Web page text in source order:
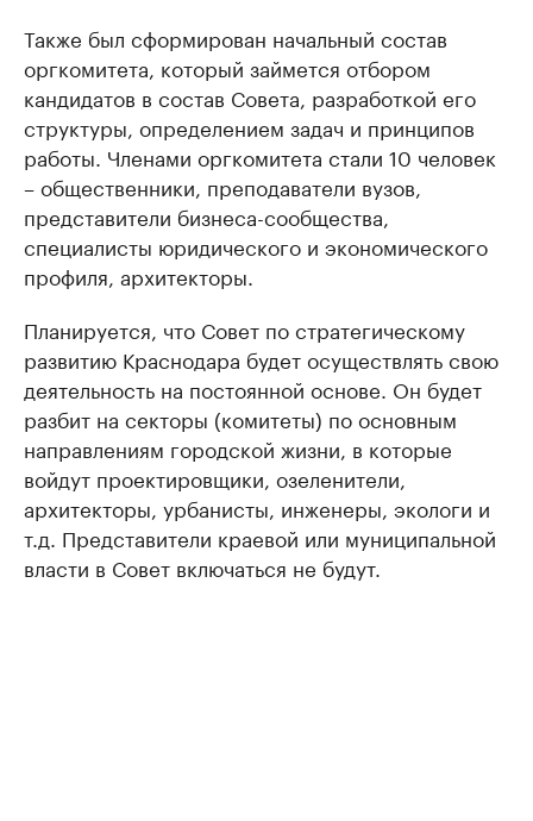
Также был сформирован начальный состав
оргкомитета, который займется отбором
кандидатов в состав Совета, разработкой его
структуры, определением задач и принципов
работы. Членами оргкомитета стали 10 человек
– общественники, преподаватели вузов,
представители бизнеса-сообщества,
специалисты юридического и экономического
профиля, архитекторы.
Планируется, что Совет по стратегическому
развитию Краснодара будет осуществлять свою
деятельность на постоянной основе. Он будет
разбит на секторы (комитеты) по основным
направлениям городской жизни, в которые
войдут проектировщики, озеленители,
архитекторы, урбанисты, инженеры, экологи и
т.д. Представители краевой или муниципальной
власти в Совет включаться не будут.